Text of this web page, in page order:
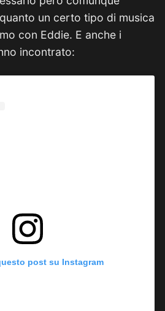
un certo tipo di musica
con Eddie. E anche i
incontrato:
post su Instagram